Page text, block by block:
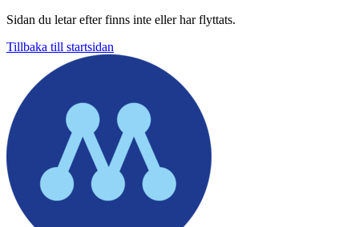
Sidan du letar efter finns inte eller har flyttats.
Tillbaka till startsidan